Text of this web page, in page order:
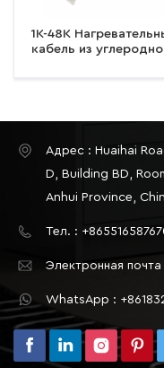
1K-48K
кабель из
Адрес : Huaihai
D, Building BD,
Anhui Province,
Тел. :
Электронная
WhatsApp :